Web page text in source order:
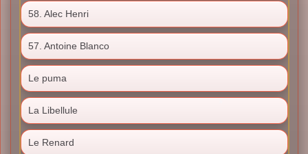
58. Alec Henri
57. Antoine Blanco
Le puma
La Libellule
Le Renard